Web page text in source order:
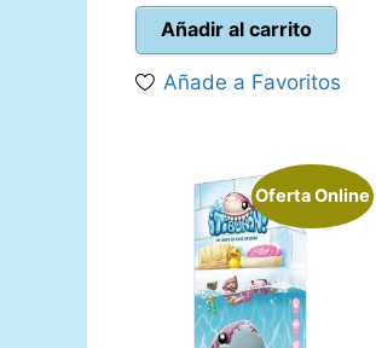
era:
19,00 €.
actual
es:
16,95 €.
Añadir al carrito
Añade a Favoritos
Oferta Online